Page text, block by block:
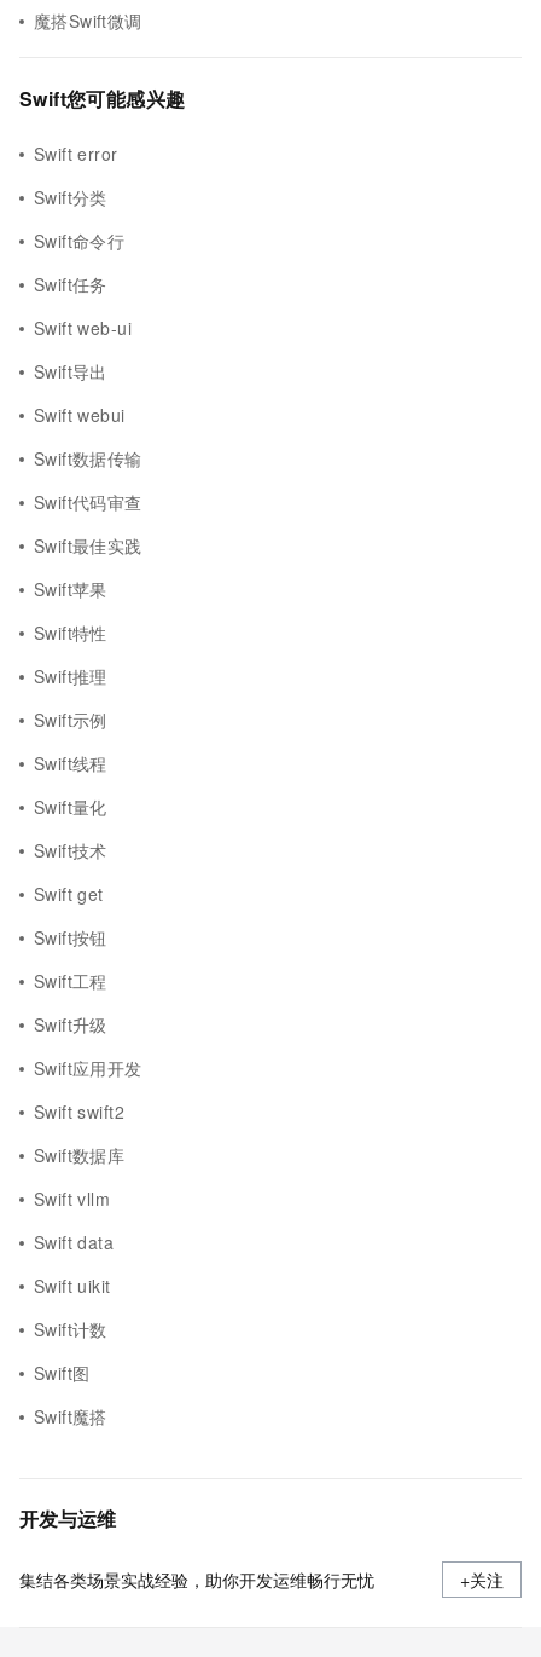
魔搭Swift微调
Swift您可能感兴趣
Swift error
Swift分类
Swift命令行
Swift任务
Swift web-ui
Swift导出
Swift webui
Swift数据传输
Swift代码审查
Swift最佳实践
Swift苹果
Swift特性
Swift推理
Swift示例
Swift线程
Swift量化
Swift技术
Swift get
Swift按钮
Swift工程
Swift升级
Swift应用开发
Swift swift2
Swift数据库
Swift vllm
Swift data
Swift uikit
Swift计数
Swift图
Swift魔搭
开发与运维
集结各类场景实战经验，助你开发运维畅行无忧 +关注